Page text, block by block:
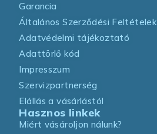
Garancia
Általános Szerződési Feltételek
Adatvédelmi tájékoztató
Adattörlő kód
Impresszum
Szervizpartnerség
Elállás a vásárlástól
Hasznos linkek
Miért vásároljon nálunk?